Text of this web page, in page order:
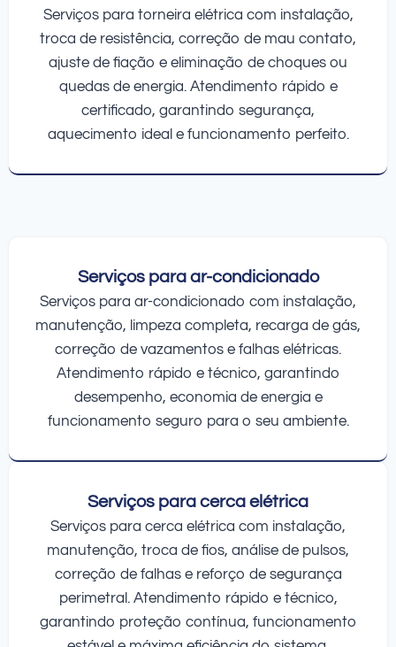
Serviços para torneira elétrica com instalação,
troca de resistência, correção de mau contato,
ajuste de fiação e eliminação de choques ou
quedas de energia. Atendimento rápido e
certificado, garantindo segurança,
aquecimento ideal e funcionamento perfeito.
Serviços para ar-condicionado
Serviços para ar-condicionado com instalação,
manutenção, limpeza completa, recarga de gás,
correção de vazamentos e falhas elétricas.
Atendimento rápido e técnico, garantindo
desempenho, economia de energia e
funcionamento seguro para o seu ambiente.
Serviços para cerca elétrica
Serviços para cerca elétrica com instalação,
manutenção, troca de fios, análise de pulsos,
correção de falhas e reforço de segurança
perimetral. Atendimento rápido e técnico,
garantindo proteção contínua, funcionamento